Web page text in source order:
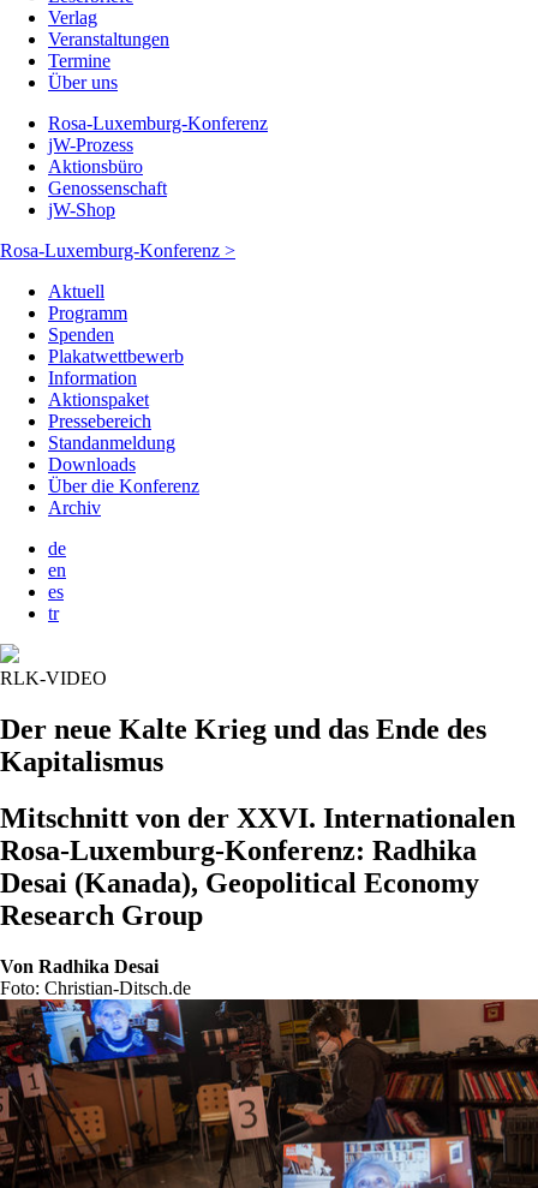
Verlag
Veranstaltungen
Termine
Über uns
Rosa-Luxemburg-Konferenz
jW-Prozess
Aktionsbüro
Genossenschaft
jW-Shop
Rosa-Luxemburg-Konferenz >
Aktuell
Programm
Spenden
Plakatwettbewerb
Information
Aktionspaket
Pressebereich
Standanmeldung
Downloads
Über die Konferenz
Archiv
de
en
es
tr
RLK-VIDEO
Der neue Kalte Krieg und das Ende des
Kapitalismus
Mitschnitt von der XXVI. Internationalen
Rosa-Luxemburg-Konferenz: Radhika
Desai (Kanada), Geopolitical Economy
Research Group
Von Radhika Desai
Foto: Christian-Ditsch.de